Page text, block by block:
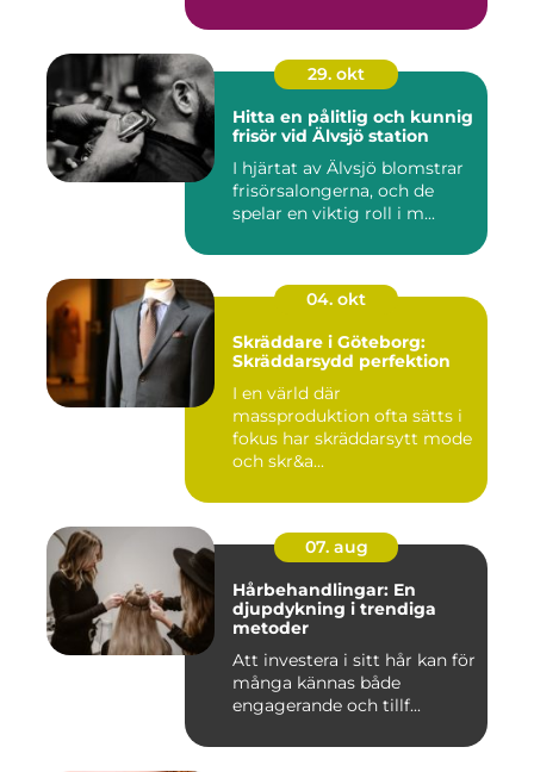
29. okt
Hitta en pålitlig och kunnig
frisör vid Älvsjö station
I hjärtat av Älvsjö blomstrar
frisörsalongerna, och de
spelar en viktig roll i m...
04. okt
Skräddare i Göteborg:
Skräddarsydd perfektion
I en värld där
massproduktion ofta sätts i
fokus har skräddarsytt mode
och skr&a...
07. aug
Hårbehandlingar: En
djupdykning i trendiga
metoder
Att investera i sitt hår kan för
många kännas både
engagerande och tillf...